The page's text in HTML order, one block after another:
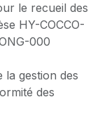
le recueil des
HY-COCCO-
000
la gestion des
des